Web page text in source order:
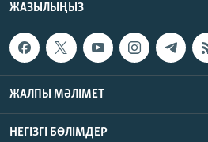
ЖАЗЫЛЫҢЫЗ
ЖАЛПЫ МӘЛІМЕТ
НЕГІЗГІ БӨЛІМДЕР